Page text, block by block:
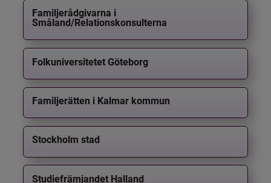
Familjerådgivarna i
Småland/Relationskonsulterna
Folkuniversitetet Göteborg
Familjerätten i Kalmar kommun
Stockholm stad
Studiefrämjandet Halland